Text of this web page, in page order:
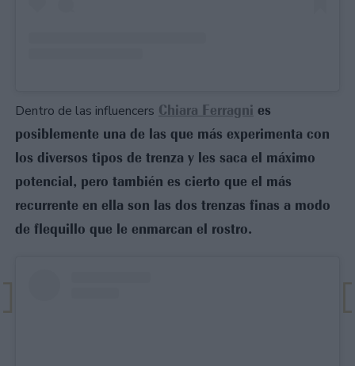
Dentro de las influencers Chiara Ferragni es
posiblemente una de las que más experimenta con
los diversos tipos de trenza y les saca el máximo
potencial, pero también es cierto que el más
recurrente en ella son las dos trenzas finas a modo
de flequillo que le enmarcan el rostro.